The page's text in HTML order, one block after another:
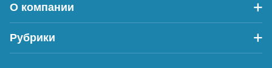
О компании
Рубрики